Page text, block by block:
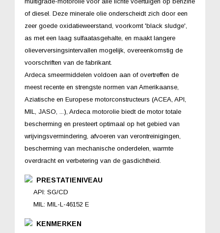
of diesel. Deze minerale olie onderscheidt zich door een
zeer goede oxidatieweerstand, voorkomt 'black sludge',
as met een laag sulfaatasgehalte, en maakt langere
olieverversingsintervallen mogelijk, overeenkomstig de
voorschriften van de fabrikant.
Ardeca smeermiddelen voldoen aan of overtreffen de
meest recente en strengste normen van Amerikaanse,
Aziatische en Europese motorconstructeurs (ACEA, API,
MIL, JASO, ...), Ardeca motorolie biedt de motor totale
bescherming en presteert optimaal op het gebied van
wrijvingsvermindering, afvoeren van verontreinigingen,
bescherming van mechanische onderdelen, warmte
overdracht en verbetering van de gasdichtheid.
PRESTATIENIVEAU
API: SG/CD
MIL: MIL-L-46152 E
KENMERKEN